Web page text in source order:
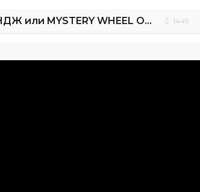
ТОРТ против СМУЗИ ЧЕЛЛЕНДЖ или MYSTERY WHEEL OF Cake VS Smoothie CHALLENGE 1449